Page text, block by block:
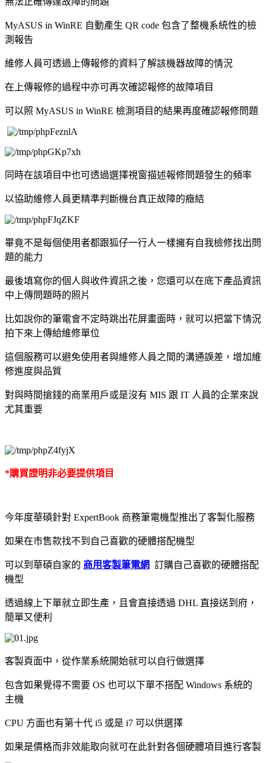
MyASUS in WinRE 自動產生 QR code 包含了整機系統性的檢
測報告
維修人員可透過上傳報修的資料了解該機器故障的情況
在上傳報修的過程中亦可再次確認報修的故障項目
可以照 MyASUS in WinRE 檢測項目的結果再度確認報修問題
同時在該項目中也可透過選擇視窗描述報修問題發生的頻率
以協助維修人員更精準判斷機台真正故障的癥結
畢竟不是每個使用者都跟狐仔一行人一樣擁有自我檢修找出問
題的能力
最後填寫你的個人與收件資訊之後，您還可以在底下產品資訊
中上傳問題時的照片
比如說你的筆電會不定時跳出花屏畫面時，就可以把當下情況
拍下來上傳給維修單位
這個服務可以避免使用者與維修人員之間的溝通誤差，增加維
修進度與品質
對與時間搶錢的商業用戶或是沒有 MIS 跟 IT 人員的企業來說
尤其重要
*購買證明非必要提供項目
今年度華碩針對 ExpertBook 商務筆電機型推出了客製化服務
如果在市售款找不到自己喜歡的硬體搭配機型
可以到華碩自家的 商用客製筆電網 訂購自己喜歡的硬體搭配
機型
透過線上下單就立即生產，且會直接透過 DHL 直接送到府，
簡單又便利
客製頁面中，從作業系統開始就可以自行做選擇
包含如果覺得不需要 OS 也可以下單不搭配 Windows 系統的
主機
CPU 方面也有第十代 i5 或是 i7 可以供選擇
如果是價格而非效能取向就可在此針對各個硬體項目進行客製